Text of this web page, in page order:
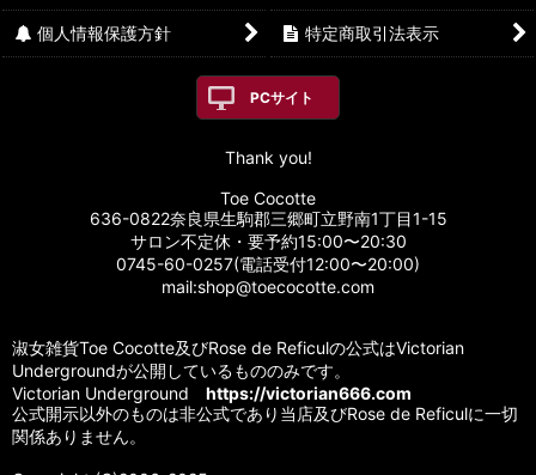
個人情報保護方針 特定商取引法表示
PCサイト
Thank you!
Toe Cocotte
636-0822奈良県生駒郡三郷町立野南1丁目1-15
サロン不定休・要予約15:00〜20:30
0745-60-0257(電話受付12:00〜20:00)
mail:shop@toecocotte.com
淑女雑貨Toe Cocotte及びRose de Reficulの公式はVictorian
Undergroundが公開しているもののみです。
Victorian Underground https://victorian666.com
公式開示以外のものは非公式であり当店及びRose de Reficulに一切
関係ありません。